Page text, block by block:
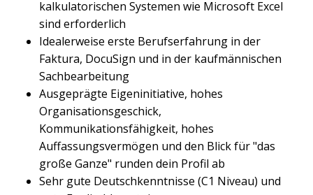
kalkulatorischen Systemen wie Microsoft Excel
sind erforderlich
Idealerweise erste Berufserfahrung in der
Faktura, DocuSign und in der kaufmännischen
Sachbearbeitung
Ausgeprägte Eigeninitiative, hohes
Organisationsgeschick,
Kommunikationsfähigkeit, hohes
Auffassungsvermögen und den Blick für "das
große Ganze" runden dein Profil ab
Sehr gute Deutschkenntnisse (C1 Niveau) und